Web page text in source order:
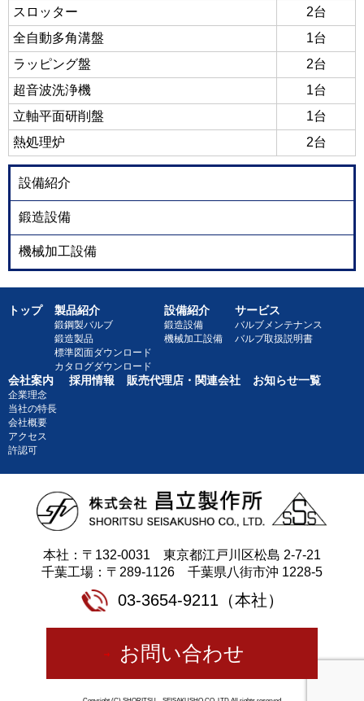
設備紹介
鍛造設備
機械加工設備
スロッター
2台
全自動多角溝盤
1台
ラッピング盤
2台
超音波洗浄機
1台
立軸平面研削盤
1台
熱処理炉
2台
トップ 製品紹介
鍛鋼製バルブ
鍛造製品
標準図面ダウンロード
カタログダウンロード
設備紹介
鍛造設備
機械加工設備
サービス
バルブメンテナンス
バルブ取扱説明書
会社案内
企業理念
当社の特長
会社概要
アクセス
許認可
採用情報 販売代理店・関連会社 お知らせ一覧
本社：〒132-0031 東京都江戸川区松島 2-7-21
千葉工場：〒289-1126 千葉県八街市沖 1228-5
03-3654-9211（本社）
お問い合わせ